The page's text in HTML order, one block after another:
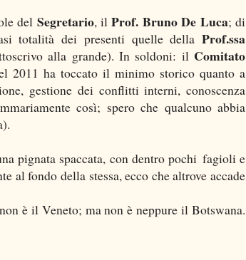
del Segretario, ilProf. Bruno De Luca; di
totalità dei presenti quelle della Prof.ssa
alla grande). In soldoni: il Comitato
2011 ha toccato il minimo storico quanto a
gestione dei conflitti interni, conoscenza
così; spero che qualcuno abbia
pignata spaccata, con dentro pochi fagioli e
al fondo della stessa, ecco che altrove accade
è il Veneto; ma non è neppure il Botswana.